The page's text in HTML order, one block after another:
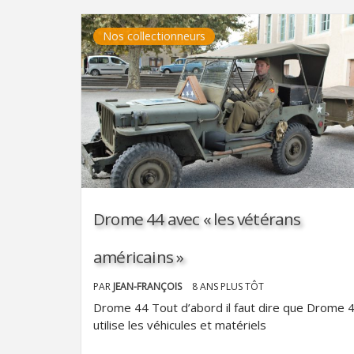
Nos collectionneurs
Drome 44 avec « les vétérans
américains »
PAR JEAN-FRANÇOIS 8 ANS PLUS TÔT
Drome 44 Tout d’abord il faut dire que Drome
utilise les véhicules et matériels